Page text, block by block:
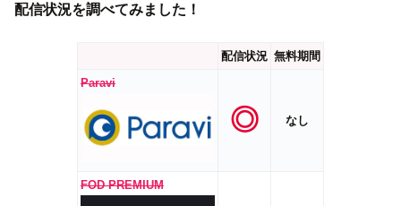
配信状況を調べてみました！
配信状況 無料期間
Paravi
◎ なし
FOD PREMIUM